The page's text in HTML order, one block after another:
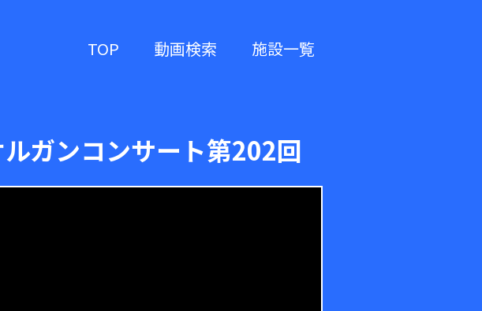
TOP 動画検索 施設一覧
ガンコンサート第202回